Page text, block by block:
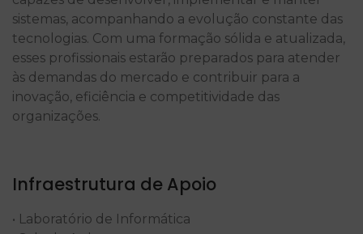
sistemas, acompanhando a evolução constante das
tecnologias. Com uma formação sólida e atualizada,
esses profissionais estarão preparados para atender
às demandas do mercado e contribuir para a
inovação, eficiência e competitividade das
organizações.
Infraestrutura de Apoio
• Laboratório de Informática